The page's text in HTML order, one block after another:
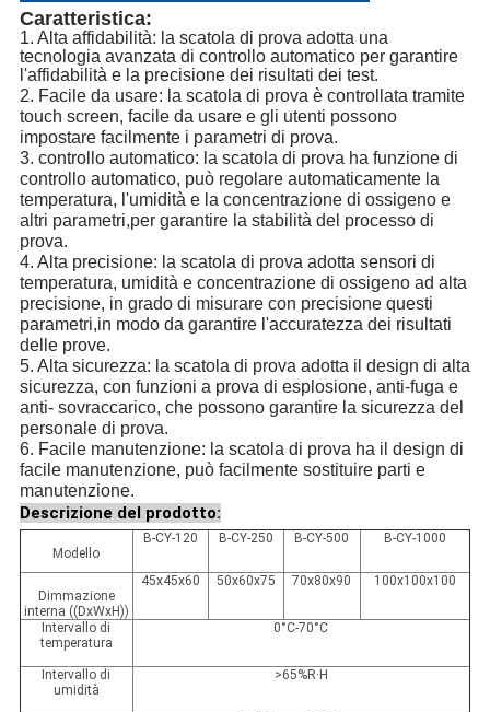
Caratteristica:
1. Alta affidabilità: la scatola di prova adotta una
tecnologia avanzata di controllo automatico per garantire
l'affidabilità e la precisione dei risultati dei test.
2. Facile da usare: la scatola di prova è controllata tramite
touch screen, facile da usare e gli utenti possono
impostare facilmente i parametri di prova.
3. controllo automatico: la scatola di prova ha funzione di
controllo automatico, può regolare automaticamente la
temperatura, l'umidità e la concentrazione di ossigeno e
altri parametri,per garantire la stabilità del processo di
prova.
4. Alta precisione: la scatola di prova adotta sensori di
temperatura, umidità e concentrazione di ossigeno ad alta
precisione, in grado di misurare con precisione questi
parametri,in modo da garantire l'accuratezza dei risultati
delle prove.
5. Alta sicurezza: la scatola di prova adotta il design di alta
sicurezza, con funzioni a prova di esplosione, anti-fuga e
anti- sovraccarico, che possono garantire la sicurezza del
personale di prova.
6. Facile manutenzione: la scatola di prova ha il design di
facile manutenzione, può facilmente sostituire parti e
manutenzione.
Descrizione del prodotto:
Modello
B-CY-120 B-CY-250 B-CY-500 B-CY-1000
Dimmazione
interna ((DxWxH))
45x45x60 50x60x75 70x80x90 100x100x100
Intervallo di
temperatura
0°C-70°C
Intervallo di
umidità
>65%R·H